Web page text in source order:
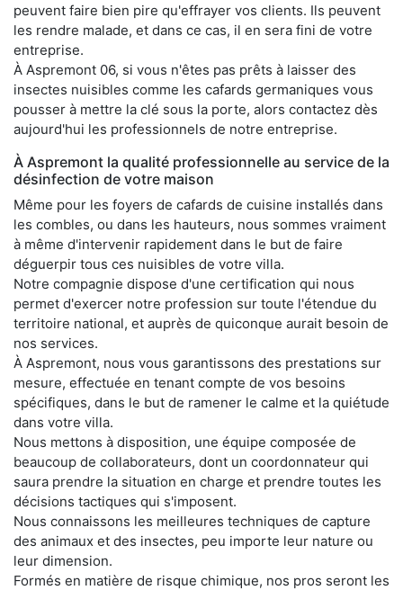
peuvent faire bien pire qu'effrayer vos clients. Ils peuvent
les rendre malade, et dans ce cas, il en sera fini de votre
entreprise.
À Aspremont 06, si vous n'êtes pas prêts à laisser des
insectes nuisibles comme les cafards germaniques vous
pousser à mettre la clé sous la porte, alors contactez dès
aujourd'hui les professionnels de notre entreprise.
À Aspremont la qualité professionnelle au service de la
désinfection de votre maison
Même pour les foyers de cafards de cuisine installés dans
les combles, ou dans les hauteurs, nous sommes vraiment
à même d'intervenir rapidement dans le but de faire
déguerpir tous ces nuisibles de votre villa.
Notre compagnie dispose d'une certification qui nous
permet d'exercer notre profession sur toute l'étendue du
territoire national, et auprès de quiconque aurait besoin de
nos services.
À Aspremont, nous vous garantissons des prestations sur
mesure, effectuée en tenant compte de vos besoins
spécifiques, dans le but de ramener le calme et la quiétude
dans votre villa.
Nous mettons à disposition, une équipe composée de
beaucoup de collaborateurs, dont un coordonnateur qui
saura prendre la situation en charge et prendre toutes les
décisions tactiques qui s'imposent.
Nous connaissons les meilleures techniques de capture
des animaux et des insectes, peu importe leur nature ou
leur dimension.
Formés en matière de risque chimique, nos pros seront les